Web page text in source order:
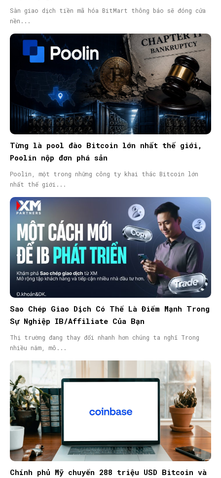
Sàn giao dịch tiền mã hóa BitMart thông báo sẽ đóng cửa
nền...
Từng là pool đào Bitcoin lớn nhất thế giới,
Poolin nộp đơn phá sản
Poolin, một trong những công ty khai thác Bitcoin lớn
nhất thế giới...
Sao Chép Giao Dịch Có Thể Là Điểm Mạnh Trong
Sự Nghiệp IB/Affiliate Của Bạn
Thị trường đang thay đổi nhanh hơn chúng ta nghĩ Trong
nhiều năm, mô...
Chính phủ Mỹ chuyển 288 triệu USD Bitcoin và